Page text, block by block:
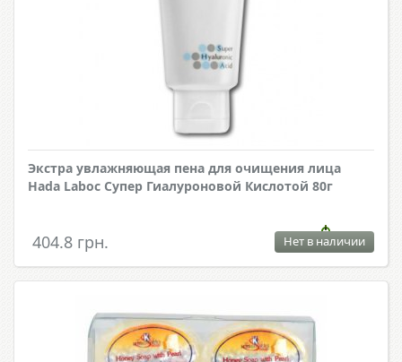
Экстра увлажняющая пена для очищения лица
Hada Laboс Супер Гиалуроновой Кислотой 80г
404.8 грн. Нет в наличии